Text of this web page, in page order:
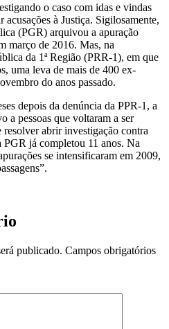
o caso com idas e vindas
acusações à Justiça. Sigilosamente,
(PGR) arquivou a apuração
março de 2016. Mas, na
da 1ª Região (PRR-1), em que
uma leva de mais de 400 ex-
do anos passado.
depois da denúncia da PPR-1, a
a pessoas que voltaram a ser
resolver abrir investigação contra
PGR já completou 11 anos. Na
se intensificaram em 2009,
publicado. Campos obrigatórios